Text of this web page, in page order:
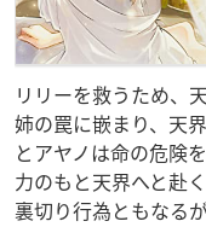
リリーを救うため、
姉の罠に嵌まり、天
とアヤノは命の危険
力のもと天界へと赴
裏切り行為ともなる